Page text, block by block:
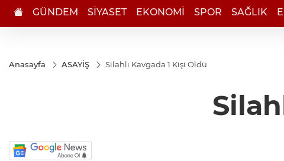
GÜNDEM SİYASET EKONOMİ SPOR SAĞLIK
Anasayfa ASAYİŞ Silahlı Kavgada 1 Kişi Öldü